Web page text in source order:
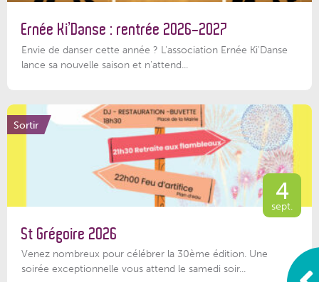
Ernée Ki’Danse : rentrée 2026-2027
Envie de danser cette année ? L'association Ernée Ki'Danse
lance sa nouvelle saison et n'attend...
Sortir
4
sept.
St Grégoire 2026
Venez nombreux pour célébrer la 30ème édition. Une
soirée exceptionnelle vous attend le samedi soir...